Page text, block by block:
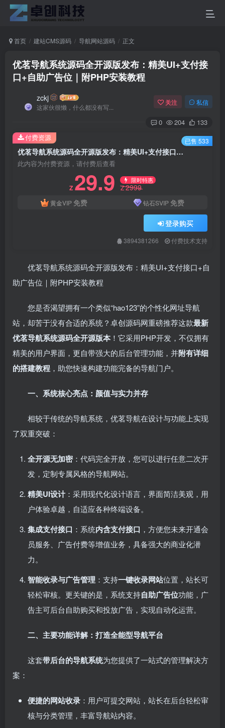
首页 建站CMS源码 导航网站源码 正文
优茗导航系统源码全开源版发布：精美UI+支付接
口+自助广告位｜附PHP安装教程
zckj
这家伙很懒，什么都没有写...
关注 私信
0 204 133
优茗导航系统源码全开源版发布：精美UI+支付接口+自助广告位｜附PHP安装教程
此内容为付费资源，请付费后查看
Z 29.9 限时特惠
Z2999
黄金VIP 免费 钻石SVIP 免费
登录购买
3894381266 付费技术支持
付费资源 已售 533
优茗导航系统源码全开源版发布：精美UI+支付接口+自
助广告位｜附PHP安装教程
您是否渴望拥有一个类似“hao123”的个性化网址导航
站，却苦于没有合适的系统？卓创源码网重磅推荐这款最新
优茗导航系统源码全开源版本！它采用PHP开发，不仅拥有
精美的用户界面，更自带强大的后台管理功能，并附有详细
的搭建教程 ，助您快速构建功能完备的导航门户。
一、系统核心亮点：颜值与实力并存
相较于传统的导航系统，优茗导航在设计与功能上实现
了双重突破：
全开源无加密：代码完全开放，您可以进行任意二次开
发，定制专属风格的导航网站。
精美UI设计：采用现代化设计语言，界面简洁美观，用
户体验卓越，自适应各种终端设备。
集成支付接口 ：系统内含支付接口 ，方便您未来开通会
员服务、广告付费等增值业务，具备强大的商业化潜
力。
智能收录与广告管理 ：支持一键收录网站位置，站长可
轻松审核。更关键的是，系统支持自助广告位功能，广
告主可后台自助购买和投放广告，实现自动化运营。
二、主要功能详解：打造全能型导航平台
这套带后台的导航系统为您提供了一站式的管理解决方
案：
便捷的网站收录 ：用户可提交网站，站长在后台轻松审
核与分类管理，丰富导航站内容。